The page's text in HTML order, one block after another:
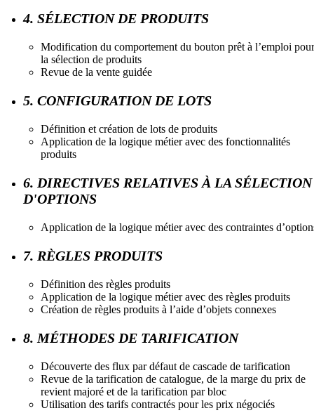
4. SÉLECTION DE PRODUITS
Modification du comportement du bouton prêt à l’emploi pour
la sélection de produits
Revue de la vente guidée
5. CONFIGURATION DE LOTS
Définition et création de lots de produits
Application de la logique métier avec des fonctionnalités
produits
6. DIRECTIVES RELATIVES À LA SÉLECTION
D'OPTIONS
Application de la logique métier avec des contraintes
7. RÈGLES PRODUITS
Définition des règles produits
Application de la logique métier avec des règles produits
Création de règles produits à l’aide d’objets connexes
8. MÉTHODES DE TARIFICATION
Découverte des flux par défaut de cascade de tarification
Revue de la tarification de catalogue, de la marge du prix de
revient majoré et de la tarification par bloc
Utilisation des tarifs contractés pour les prix négociés